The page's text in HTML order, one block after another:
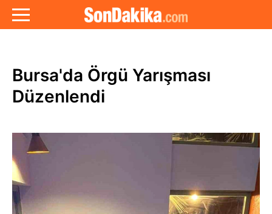
Bursa'da Örgü Yarışması
Düzenlendi